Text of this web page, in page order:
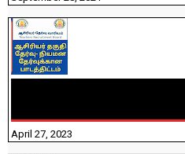
April 27, 2023